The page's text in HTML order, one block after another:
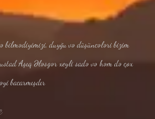
bilmədiyimizi, duyğu və düşüncələri bizim
ustad Aşıq Ələsgər xeyli sadə və həm də çox
bacarmışdır